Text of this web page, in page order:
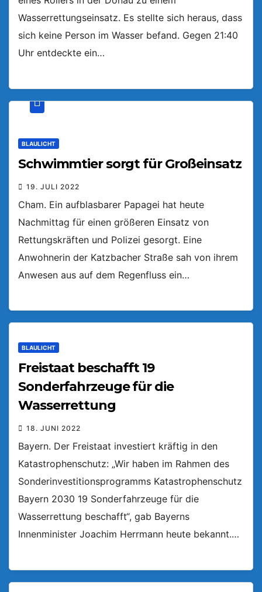
Wasserrettungseinsatz. Es stellte sich heraus, dass
sich keine Person im Wasser befand. Gegen 21:40
Uhr entdeckte ein…
BLAULICHT
Schwimmtier sorgt für Großeinsatz
19. JULI 2022
Cham. Ein aufblasbarer Papagei hat heute
Nachmittag für einen größeren Einsatz von
Rettungskräften und Polizei gesorgt. Eine
Anwohnerin der Katzbacher Straße sah von ihrem
Anwesen aus auf dem Regenfluss ein…
BLAULICHT
Freistaat beschafft 19
Sonderfahrzeuge für die
Wasserrettung
18. JUNI 2022
Bayern. Der Freistaat investiert kräftig in den
Katastrophenschutz: „Wir haben im Rahmen des
Sonderinvestitionsprogramms Katastrophenschutz
Bayern 2030 19 Sonderfahrzeuge für die
Wasserrettung beschafft“, gab Bayerns
Innenminister Joachim Herrmann heute bekannt.…